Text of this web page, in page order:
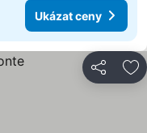
Ukázat ceny
Sdílet